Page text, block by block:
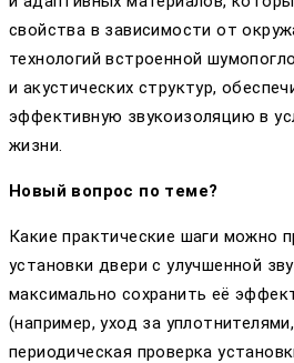
свойства в зависимости от
технологий встроенной
и акустических структур,
эффективную звукоизоляцию в
жизни.
Новый вопрос по теме?
Какие практические шаги можно
установки двери с улучшенной
максимально сохранить её
(например, уход за
периодическая проверка